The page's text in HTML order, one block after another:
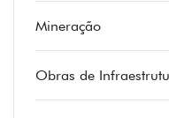
Mineração
Obras de